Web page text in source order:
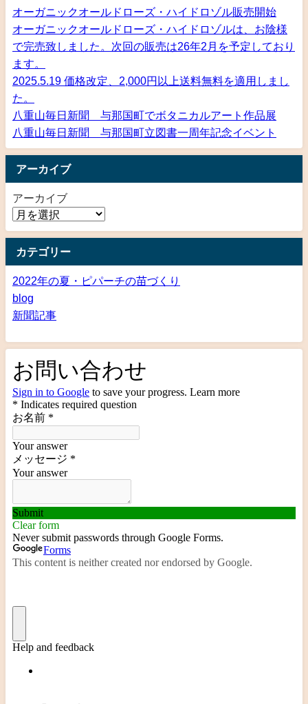
オーガニックオールドローズ・ハイドロゾル販売開始
オーガニックオールドローズ・ハイドロゾルは、お陰様
で完売致しました。次回の販売は26年2月を予定しており
ます。
2025.5.19 価格改定、2,000円以上送料無料を適用しまし
た。
八重山毎日新聞 与那国町でボタニカルアート作品展
八重山毎日新聞 与那国町立図書一周年記念イベント
アーカイブ
アーカイブ
カテゴリー
2022年の夏・ピパーチの苗づくり
blog
新聞記事